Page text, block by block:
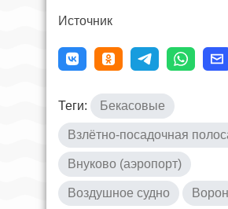
Источник
Теги: Бекасовые
Взлётно-посадочная
Внуково (аэропорт)
Воздушное судно Ворон